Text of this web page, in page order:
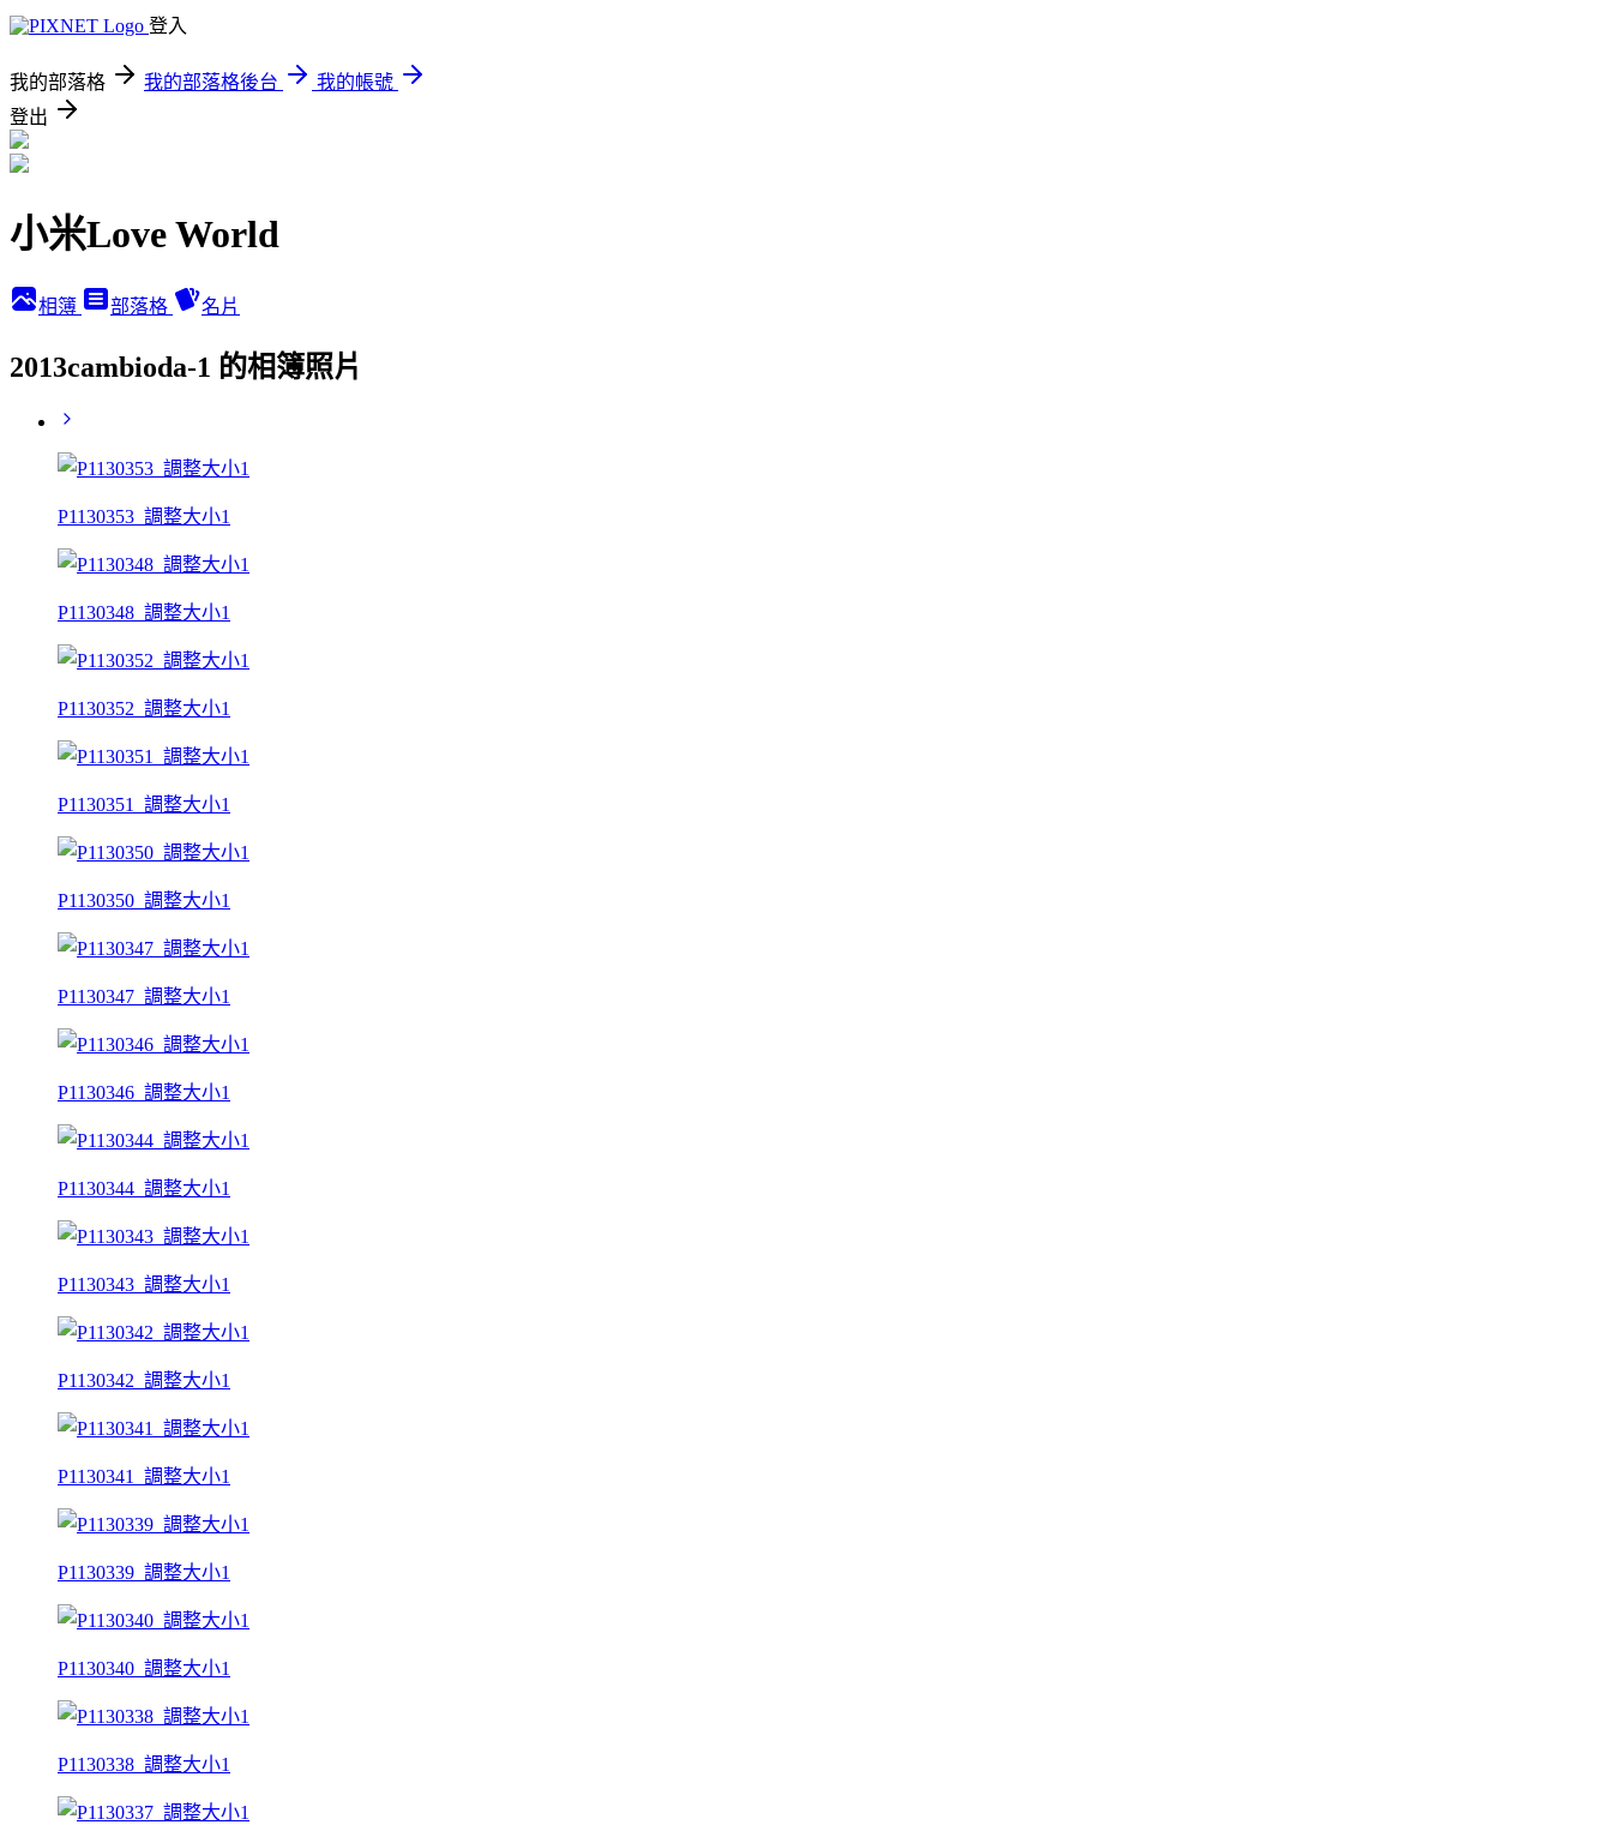
登入
我的部落格 我的部落格後台
我的帳號
登出
小米Love World
相簿 部落格 名片
2013cambioda-1 的相簿照片
P1130353_調整大小1
P1130348_調整大小1
P1130352_調整大小1
P1130351_調整大小1
P1130350_調整大小1
P1130347_調整大小1
P1130346_調整大小1
P1130344_調整大小1
P1130343_調整大小1
P1130342_調整大小1
P1130341_調整大小1
P1130339_調整大小1
P1130340_調整大小1
P1130338_調整大小1